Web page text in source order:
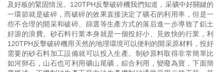
及好板的緊固情況。120TPH反擊破碎機我們知道，采礦中好關鍵的
一環節就是破碎，而破碎的效果直接決定了礦石的利用率，但是一
些不合理的開采和破碎、篩選等生產方式的落后進一步導致了鋁土
好源的浪費。砂石料行業本身就是一個投好小、見效快的行業，利
120TPH反擊破碎機用天然的地理環境可以便利的開采原材料，投好
需要的砂石料加工設備就可以投入生產。制砂原料取得非常簡單比
如河卵石，山石也可利用礦山尾礦，綜合利用，變廢為寶，下面簡